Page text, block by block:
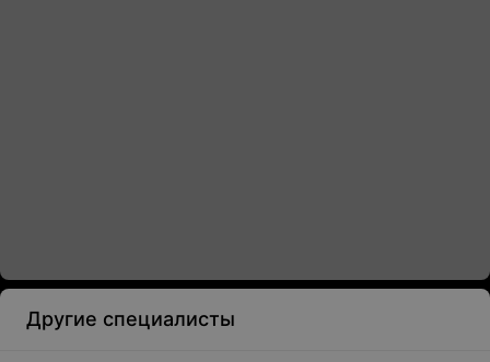
Другие специалисты